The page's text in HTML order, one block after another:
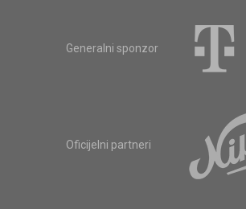
Generalni sponzor
Oficijelni partneri